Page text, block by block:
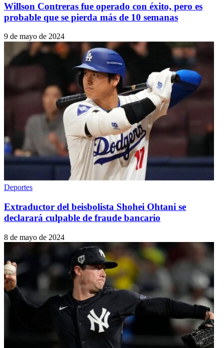
Willson Contreras fue operado con éxito, pero es
probable que se pierda más de 10 semanas
9 de mayo de 2024
Deportes
Extraductor del beisbolista Shohei Ohtani se
declarará culpable de fraude bancario
8 de mayo de 2024